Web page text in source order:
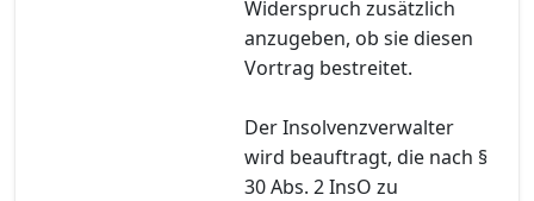
Widerspruch zusätzlich
anzugeben, ob sie diesen
Vortrag bestreitet.
Der Insolvenzverwalter
wird beauftragt, die nach §
30 Abs. 2 InsO zu